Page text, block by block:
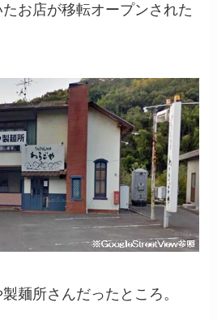
お店が移転オープンされた
麺所さんだったところ。